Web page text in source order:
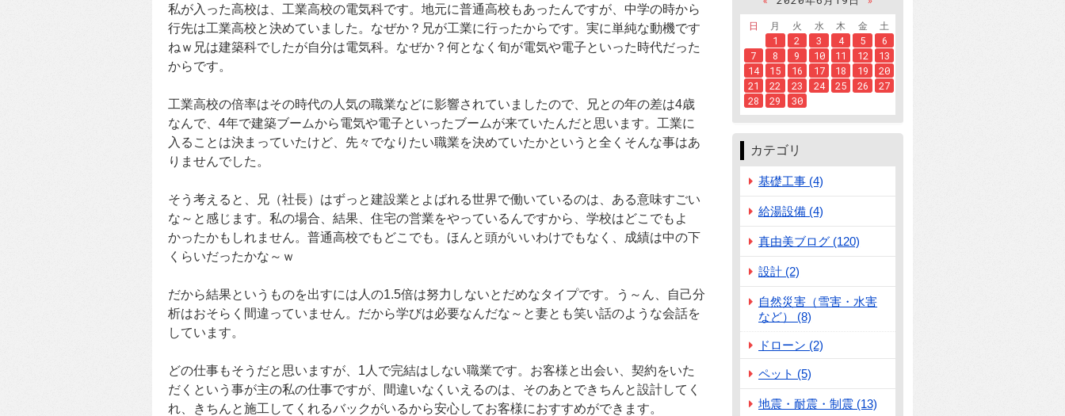
私が入った高校は、工業高校の電気科です。地元に普通高校もあったんですが、中学の時から
行先は工業高校と決めていました。なぜか？兄が工業に行ったからです。実に単純な動機です
ねｗ兄は建築科でしたが自分は電気科。なぜか？何となく旬が電気や電子といった時代だった
からです。
工業高校の倍率はその時代の人気の職業などに影響されていましたので、兄との年の差は4歳
なんで、4年で建築ブームから電気や電子といったブームが来ていたんだと思います。工業に
入ることは決まっていたけど、先々でなりたい職業を決めていたかというと全くそんな事はあ
りませんでした。
そう考えると、兄（社長）はずっと建設業とよばれる世界で働いているのは、ある意味すごい
な～と感じます。私の場合、結果、住宅の営業をやっているんですから、学校はどこでもよ
かったかもしれません。普通高校でもどこでも。ほんと頭がいいわけでもなく、成績は中の下
くらいだったかな～ｗ
だから結果というものを出すには人の1.5倍は努力しないとだめなタイプです。う～ん、自己分
析はおそらく間違っていません。だから学びは必要なんだな～と妻とも笑い話のような会話を
しています。
どの仕事もそうだと思いますが、1人で完結はしない職業です。お客様と出会い、契約をいた
だくという事が主の私の仕事ですが、間違いなくいえるのは、そのあとできちんと設計してく
れ、きちんと施工してくれるバックがいるから安心してお客様におすすめができます。
日
月 火 水 木 金
土
1
2 3 4 5
6
7
8 9 10 11 12
13
14
15 16 17 18 19
20
21
22 23 24 25 26
27
28
29 30
カテゴリ
基礎工事 (4)
給湯設備 (4)
真由美ブログ (120)
設計 (2)
自然災害（雪害・水害
など） (8)
ドローン (2)
ペット (5)
地震・耐震・制震 (13)